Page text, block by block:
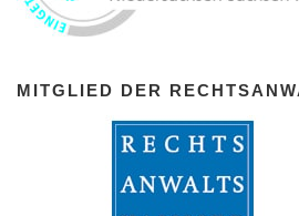
MITGLIED DER